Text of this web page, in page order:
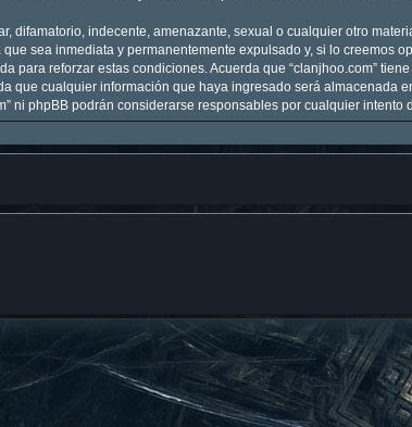
difamatorio, indecente, amenazante, sexual o cualquier otro
sea inmediata y permanentemente expulsado y, si lo creemos
para reforzar estas condiciones. Acuerda que “clanjhoo.com”
que cualquier información que haya ingresado será almacenada
ni phpBB podrán considerarse responsables por cualquier